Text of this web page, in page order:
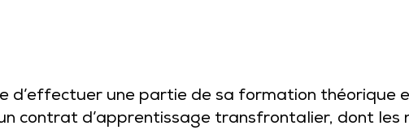
d’effectuer une partie de sa formation théorique
contrat d’apprentissage transfrontalier, dont les